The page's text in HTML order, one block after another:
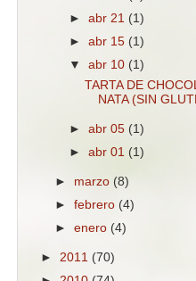
►abr 21 (1)
►abr 15 (1)
▼abr 10 (1)
TARTA DE
NATA (SIN
►abr 05 (1)
►abr 01 (1)
► marzo (8)
►febrero (4)
►enero (4)
► 2011 (70)